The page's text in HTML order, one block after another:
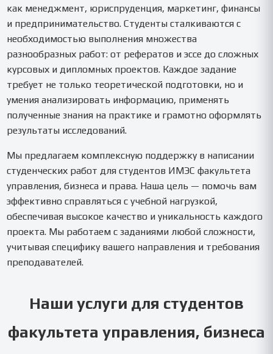
как менеджмент, юриспруденция, маркетинг, финансы
и предпринимательство. Студенты сталкиваются с
необходимостью выполнения множества
разнообразных работ: от рефератов и эссе до сложных
курсовых и дипломных проектов. Каждое задание
требует не только теоретической подготовки, но и
умения анализировать информацию, применять
полученные знания на практике и грамотно оформлять
результаты исследований.
Мы предлагаем комплексную поддержку в написании
студенческих работ для студентов ИМЭС факультета
управления, бизнеса и права. Наша цель — помочь вам
эффективно справляться с учебной нагрузкой,
обеспечивая высокое качество и уникальность каждого
проекта. Мы работаем с заданиями любой сложности,
учитывая специфику вашего направления и требования
преподавателей.
Наши услуги для студентов
факультета управления, бизнеса